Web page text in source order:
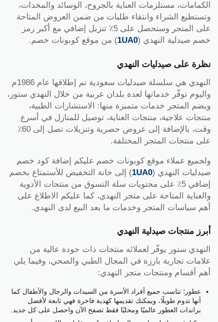
الكمامات، مستلزمات العناية بالجروح، الوسائد والمخدات،
وتستطيع الشراء وانتقاء طلبات من ضمن العروض المتاحة
على المتجر وستحصل على 5٪ تنزيل إضافي مع أكبر رمز
خصم صيدلية النهدي (1UA0) من موقع كوبونات خصم.
نظرة على صيدليات النهدي
النهدي هي سلسلة صيدليات سعودية تم إطلاقها عام 1986م
واليوم توفّر خدماتها لعدة بلدان عربية من خلال النهدي ستور،
ويضم المتجر خدمات متميزة منها: الاستشارات الطبية،
منتجات علاجية، منتجات العناية، توصيل للمنازل في أسرع
وقت، بالإضافة إلى عروض حصرية وتنزيلات تصل إلى 60٪
على منتجات المتجر المختلفة.
ولجميع عملاء موقع كوبونات خصم عليكم إضافة كود خصم
صيدليات النهدي (1UA0) إلى خانة التخفيض للأستمتاع بخصم
إضافي 5٪ على محتويات سلة التسوق من منتجات الأدوية
والعناية المتاحة على متجر النهدي، كما عليكم الاطلاع على
أهم سياسات المتجر وخدمات ما بعد البيع لدى النهدي.
أبرز منتجات صيدلية النهدي
النهدي ستور يوفّر لعملائه منتجات ذات جودة عالية من
علامات تجارية بارزة في المجال الطبي والصحي، وفيما يلي
أهم أقسام ومنتجات متجر النهدي:
عطور؛ تناسب جميع أفراد الأسرة من السيدات والرجال والأطفال كما
أنها تدوم طويلًا، ويمكنك تقديمها كهدية فاخرة فهي تابعة لأفضل
براندات العطور عالميًا ومحليًا فقط تصفح الآن واحصل على كل جديد.